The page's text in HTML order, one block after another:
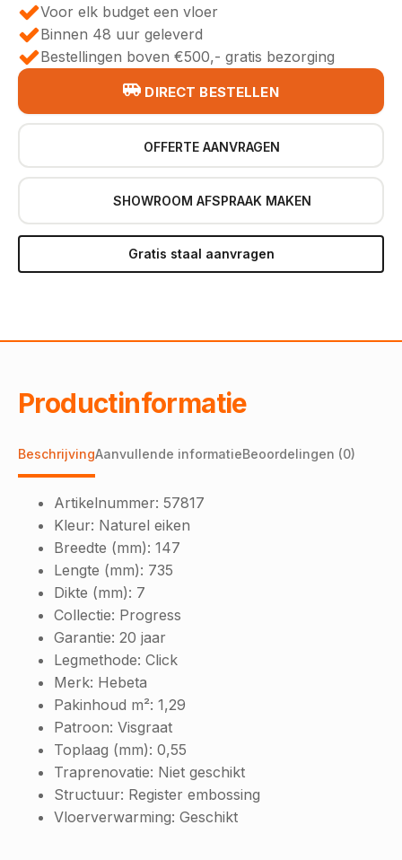
Voor elk budget een vloer
Binnen 48 uur geleverd
Bestellingen boven €500,- gratis bezorging
DIRECT BESTELLEN
OFFERTE AANVRAGEN
SHOWROOM AFSPRAAK MAKEN
Gratis staal aanvragen
Productinformatie
BeschrijvingAanvullende informatieBeoordelingen (0)
Artikelnummer: 57817
Kleur: Naturel eiken
Breedte (mm): 147
Lengte (mm): 735
Dikte (mm): 7
Collectie: Progress
Garantie: 20 jaar
Legmethode: Click
Merk: Hebeta
Pakinhoud m²: 1,29
Patroon: Visgraat
Toplaag (mm): 0,55
Traprenovatie: Niet geschikt
Structuur: Register embossing
Vloerverwarming: Geschikt